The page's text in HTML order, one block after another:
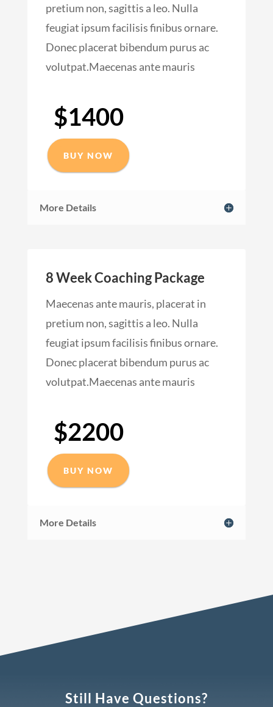
pretium non, sagittis a leo. Nulla
feugiat ipsum facilisis finibus ornare.
Donec placerat bibendum purus ac
volutpat.Maecenas ante mauris
$1400
BUY NOW
More Details
8 Week Coaching Package
Maecenas ante mauris, placerat in
pretium non, sagittis a leo. Nulla
feugiat ipsum facilisis finibus ornare.
Donec placerat bibendum purus ac
volutpat.Maecenas ante mauris
$2200
BUY NOW
More Details
Still Have Questions?